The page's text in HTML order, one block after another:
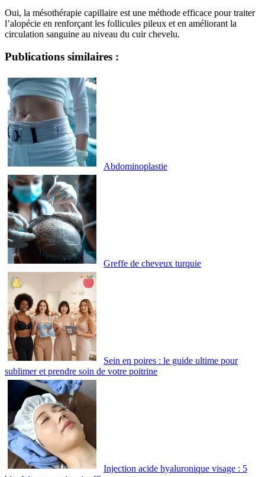
Oui, la mésothérapie capillaire est une méthode efficace pour traiter
l’alopécie en renforçant les follicules pileux et en améliorant la
circulation sanguine au niveau du cuir chevelu.
Publications similaires :
Abdominoplastie
Greffe de cheveux turquie
Sein en poires : le guide ultime pour
sublimer et prendre soin de votre poitrine
Injection acide hyaluronique visage : 5